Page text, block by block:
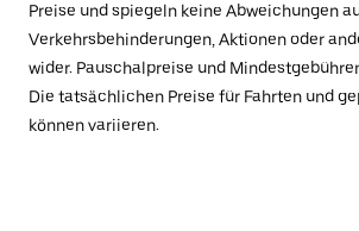
Preise und spiegeln keine Abweichungen
Verkehrsbehinderungen, Aktionen oder
wider. Pauschalpreise und
Die tatsächlichen Preise für Fahrten und
können variieren.